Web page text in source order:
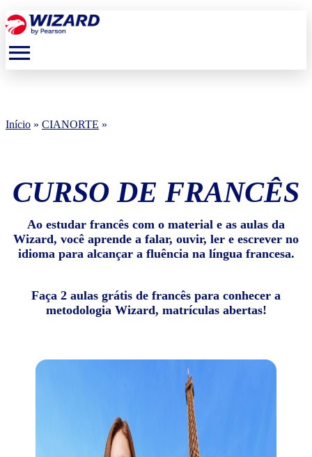
menu
Início » CIANORTE »
CURSO DE FRANCÊS
Ao estudar francês com o material e as aulas da
Wizard, você aprende a falar, ouvir, ler e escrever no
idioma para alcançar a fluência na língua francesa.
Faça 2 aulas grátis de francês para conhecer a
metodologia Wizard, matrículas abertas!